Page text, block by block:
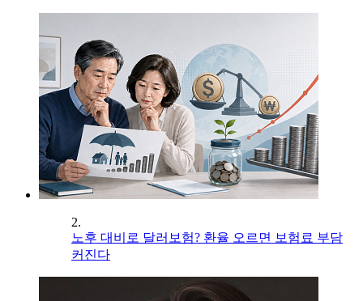
2.
노후 대비로 달러보험? 환율 오르면 보험료 부담
커진다